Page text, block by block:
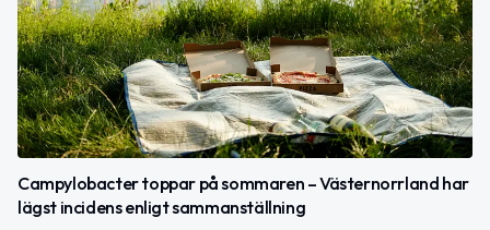
Campylobacter toppar på sommaren – Västernorrland har
lägst incidens enligt sammanställning